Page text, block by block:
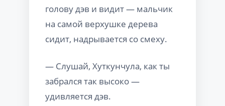
голову дэв и видит — мальчик
на самой верхушке дерева
сидит, надрывается со смеху.
— Слушай, Хуткунчула, как ты
забрался так высоко —
удивляется дэв.